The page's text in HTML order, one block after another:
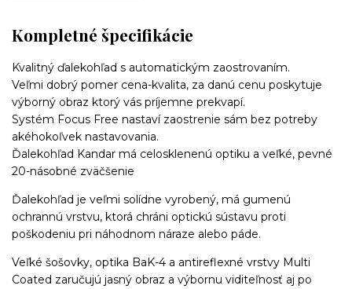
Kompletné špecifikácie
Kvalitný ďalekohľad s automatickým zaostrovaním.
Veľmi dobrý pomer cena-kvalita, za danú cenu poskytuje
výborný obraz ktorý vás príjemne prekvapí.
Systém Focus Free nastaví zaostrenie sám bez potreby
akéhokoľvek nastavovania.
Ďalekohľad Kandar má celosklenenú optiku a veľké, pevné
20-násobné zväčšenie
Ďalekohľad je veľmi solídne vyrobený, má gumenú
ochrannú vrstvu, ktorá chráni optickú sústavu proti
poškodeniu pri náhodnom náraze alebo páde.
Veľké šošovky, optika BaK-4 a antireflexné vrstvy Multi
Coated zaručujú jasný obraz a výbornu viditeľnosť aj po